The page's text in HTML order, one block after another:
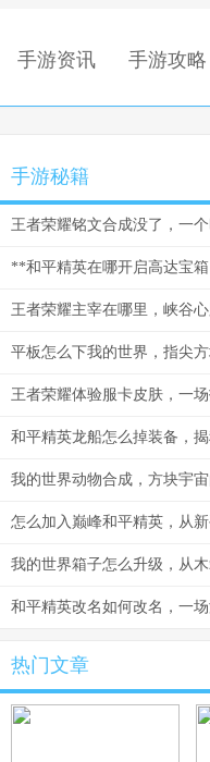
手游资讯 手游攻略
手游秘籍
王者荣耀铭文合成没了，一
王者荣耀主宰在哪里，峡谷
平板怎么下我的世界，指尖
我的世界动物合成，方块宇
怎么加入巅峰和平精英，从
和平精英改名如何改名，一
热门文章